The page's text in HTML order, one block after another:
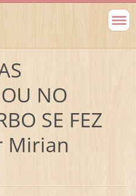
NO
SE FEZ
Mirian